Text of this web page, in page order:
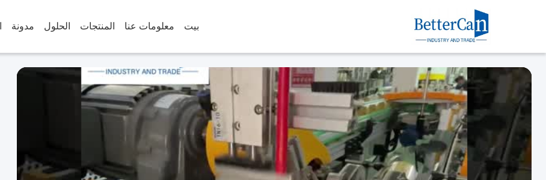
بيت معلومات عنا المنتجات الحلول مدونة